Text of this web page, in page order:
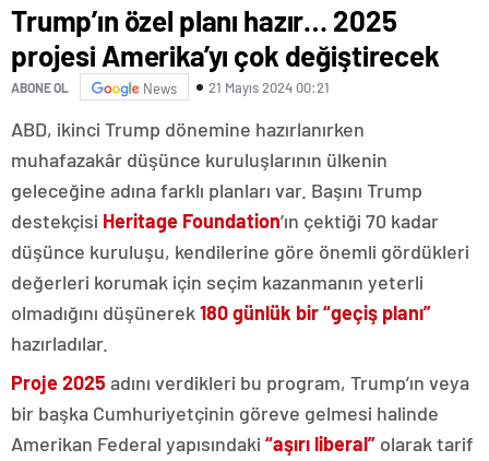
Trump’ın özel planı hazır… 2025
projesi Amerika’yı çok değiştirecek
ABONE OL News 21 Mayıs 2024 00:21
ABD, ikinci Trump dönemine hazırlanırken
muhafazakâr düşünce kuruluşlarının ülkenin
geleceğine adına farklı planları var. Başını Trump
destekçisi Heritage Foundation’ın çektiği 70 kadar
düşünce kuruluşu, kendilerine göre önemli gördükleri
değerleri korumak için seçim kazanmanın yeterli
olmadığını düşünerek 180 günlük bir “geçiş planı”
hazırladılar.
Proje 2025 adını verdikleri bu program, Trump’ın veya
bir başka Cumhuriyetçinin göreve gelmesi halinde
Amerikan Federal yapısındaki “aşırı liberal” olarak tarif